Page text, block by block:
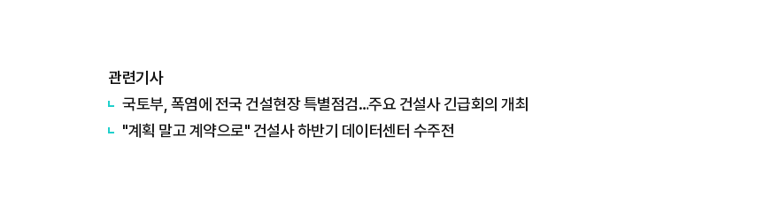
관련기사
국토부, 폭염에 전국 건설현장 특별점검…주요 건설사 긴급회의 개최
"계획 말고 계약으로" 건설사 하반기 데이터센터 수주전